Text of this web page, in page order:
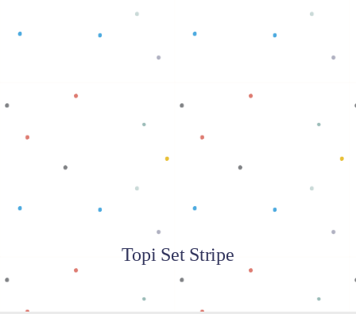
Baca selengkapnya
Topi Set Stripe